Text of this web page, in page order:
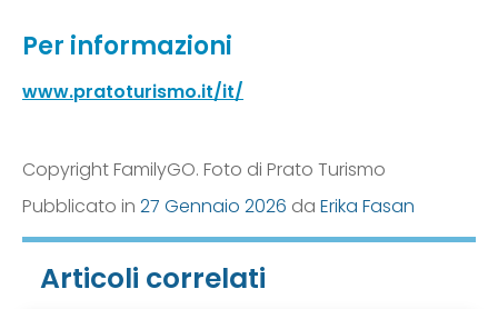
Per informazioni
www.pratoturismo.it/it/
Copyright FamilyGO. Foto di Prato Turismo
Pubblicato in 27 Gennaio 2026 da Erika Fasan
Articoli correlati